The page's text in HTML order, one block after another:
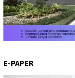
E-PAPER